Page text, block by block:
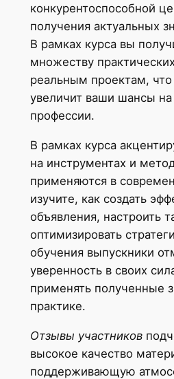
конкурентоспособной
получения актуальных
В рамках курса вы
множеству
реальным проектам, что
увеличит ваши шансы на
профессии.
В рамках курса
на инструментах и
применяются в
изучите, как создать
объявления, настроить
оптимизировать
обучения выпускники
уверенность в своих
применять полученные
практике.
Отзывы участников
высокое качество
поддерживающую